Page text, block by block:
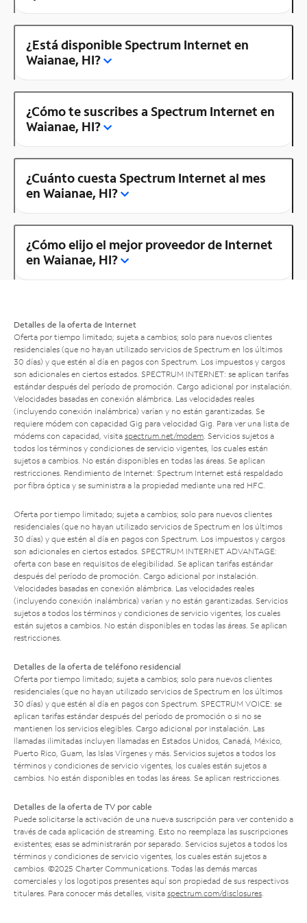
¿Está disponible Spectrum Internet en
Waianae, HI?
¿Cómo te suscribes a Spectrum Internet en
Waianae, HI?
¿Cuánto cuesta Spectrum Internet al mes
en Waianae, HI?
¿Cómo elijo el mejor proveedor de Internet
en Waianae, HI?
Detalles de la oferta de Internet
Oferta por tiempo limitado; sujeta a cambios; solo para nuevos clientes
residenciales (que no hayan utilizado servicios de Spectrum en los últimos
30 días) y que estén al día en pagos con Spectrum. Los impuestos y cargos
son adicionales en ciertos estados. SPECTRUM INTERNET: se aplican tarifas
estándar después del período de promoción. Cargo adicional por instalación.
Velocidades basadas en conexión alámbrica. Las velocidades reales
(incluyendo conexión inalámbrica) varían y no están garantizadas. Se
requiere módem con capacidad Gig para velocidad Gig. Para ver una lista de
módems con capacidad, visita spectrum.net/modem . Servicios sujetos a
todos los términos y condiciones de servicio vigentes, los cuales están
sujetos a cambios. No están disponibles en todas las áreas. Se aplican
restricciones. Rendimiento de Internet: Spectrum Internet está respaldado
por fibra óptica y se suministra a la propiedad mediante una red HFC.
Oferta por tiempo limitado; sujeta a cambios; solo para nuevos clientes
residenciales (que no hayan utilizado servicios de Spectrum en los últimos
30 días) y que estén al día en pagos con Spectrum. Los impuestos y cargos
son adicionales en ciertos estados. SPECTRUM INTERNET ADVANTAGE:
oferta con base en requisitos de elegibilidad. Se aplican tarifas estándar
después del período de promoción. Cargo adicional por instalación.
Velocidades basadas en conexión alámbrica. Las velocidades reales
(incluyendo conexión inalámbrica) varían y no están garantizadas. Servicios
sujetos a todos los términos y condiciones de servicio vigentes, los cuales
están sujetos a cambios. No están disponibles en todas las áreas. Se aplican
restricciones.
Detalles de la oferta de teléfono residencial
Oferta por tiempo limitado; sujeta a cambios; solo para nuevos clientes
residenciales (que no hayan utilizado servicios de Spectrum en los últimos
30 días) y que estén al día en pagos con Spectrum. SPECTRUM VOICE: se
aplican tarifas estándar después del período de promoción o si no se
mantienen los servicios elegibles. Cargo adicional por instalación. Las
llamadas ilimitadas incluyen llamadas en Estados Unidos, Canadá, México,
Puerto Rico, Guam, las Islas Vírgenes y más. Servicios sujetos a todos los
términos y condiciones de servicio vigentes, los cuales están sujetos a
cambios. No están disponibles en todas las áreas. Se aplican restricciones.
Detalles de la oferta de TV por cable
Puede solicitarse la activación de una nueva suscripción para ver contenido a
través de cada aplicación de streaming. Esto no reemplaza las suscripciones
existentes; esas se administrarán por separado. Servicios sujetos a todos los
términos y condiciones de servicio vigentes, los cuales están sujetos a
cambios. ©2025 Charter Communications. Todas las demás marcas
comerciales y los logotipos presentes aquí son propiedad de sus respectivos
titulares. Para conocer más detalles, visita spectrum.com/disclosures